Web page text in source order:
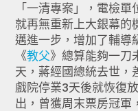
「一清專案」，電檢
就再無重新上大銀幕的
邁進一步，增加了輔導
《教父》總算能夠一刀
天，蔣經國總統去世，
戲院停業3天後就恢復
出，曾獲周末票房冠軍